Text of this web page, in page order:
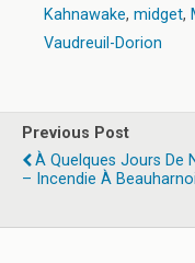
Kahnawake, midget,
Vaudreuil-Dorion
Previous Post
À Quelques Jours De
– Incendie À